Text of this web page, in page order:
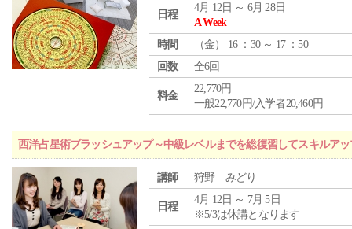
日程
4月 12日 ～ 6月 28日
A Week
時間
（金） 16 ：30 ～ 17 ：50
回数
全6回
料金
22,770円
一般22,770円/入学者20,460円
西洋占星術ブラッシュアップ～中級レベルまでを総復習してスキルア
講師 狩野 みどり
日程
4月 12日 ～ 7月 5日
※5/3は休講となります